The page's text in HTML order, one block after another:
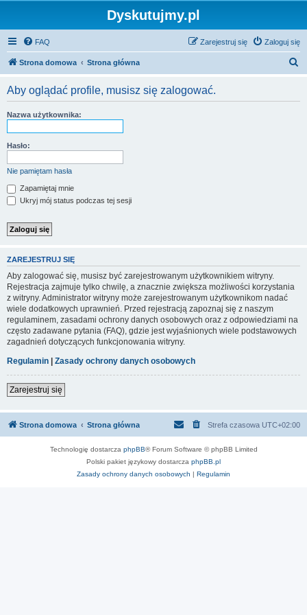
Dyskutujmy.pl
FAQ Zaloguj się
Zarejestruj się
Strona domowa Strona główna
Aby oglądać profile, musisz się zalogować.
Nazwa użytkownika:
Hasło:
Nie pamiętam hasła
Zapamiętaj mnie
Ukryj mój status podczas tej sesji
ZAREJESTRUJ SIĘ
Aby zalogować się, musisz być zarejestrowanym użytkownikiem witryny.
Rejestracja zajmuje tylko chwilę, a znacznie zwiększa możliwości korzystania
z witryny. Administrator witryny może zarejestrowanym użytkownikom nadać
wiele dodatkowych uprawnień. Przed rejestracją zapoznaj się z naszym
regulaminem, zasadami ochrony danych osobowych oraz z odpowiedziami na
często zadawane pytania (FAQ), gdzie jest wyjaśnionych wiele podstawowych
zagadnień dotyczących funkcjonowania witryny.
Regulamin | Zasady ochrony danych osobowych
Zarejestruj się
Strona domowa Strona główna Strefa czasowa UTC+02:00
Technologię dostarcza phpBB® Forum Software © phpBB Limited
Polski pakiet językowy dostarcza phpBB.pl
Zasady ochrony danych osobowych | Regulamin